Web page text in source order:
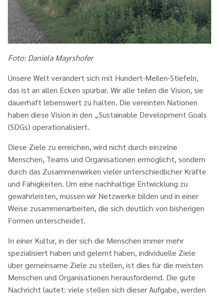
Foto: Daniela Mayrshofer
Unsere Welt verändert sich mit Hundert-Meilen-Stiefeln,
das ist an allen Ecken spürbar. Wir alle teilen die Vision, sie
dauerhaft lebenswert zu halten. Die vereinten Nationen
haben diese Vision in den „Sustainable Development Goals
(SDGs) operationalisiert.
Diese Ziele zu erreichen, wird nicht durch einzelne
Menschen, Teams und Organisationen ermöglicht, sondern
durch das Zusammenwirken vieler unterschiedlicher Kräfte
und Fähigkeiten. Um eine nachhaltige Entwicklung zu
gewährleisten, müssen wir Netzwerke bilden und in einer
Weise zusammenarbeiten, die sich deutlich von bisherigen
Formen unterscheidet.
In einer Kultur, in der sich die Menschen immer mehr
spezialisiert haben und gelernt haben, individuelle Ziele
über gemeinsame Ziele zu stellen, ist dies für die meisten
Menschen und Organisationen herausfordernd. Die gute
Nachricht lautet: viele stellen sich dieser Aufgabe, werden